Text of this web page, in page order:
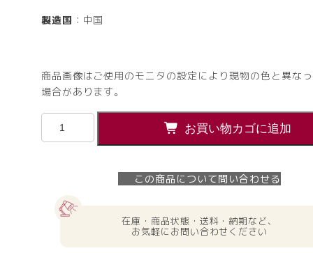
製造国 ：中国
商品画像はご使用のモニタの設定により現物の色と異な
場合があります。
【法
お買い物カゴに追加
この商品について問い合わせる
在庫・商品状態・送料・納期など、
お気軽にお問い合わせください